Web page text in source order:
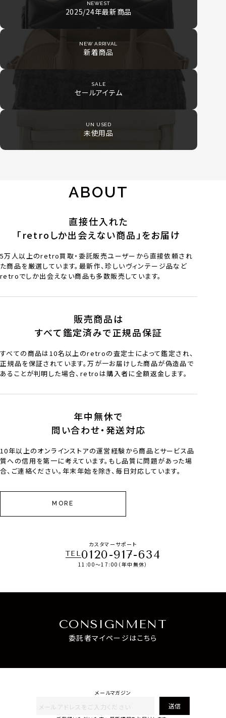
NEWEST
2025/24年最新商品
NEW ARRIVAL
新着商品
SALE
セールアイテム
UN USED
未使用品
ABOUT
直接仕入れた
「retroしか出会えない商品」をお届け
5万人以上のretro買取・委託販売ユーザーから直接依頼され
た商品を厳選しています。最新作、珍しいヴィンテージ品など
retroでしか出会えない商品も多数販売しています。
販売商品は
すべて鑑定済みで正規品保証
すべての商品は10名以上のretroの査定士によって鑑定され、
正規品を保証されています。万が一お届けした商品が偽造品で
あることが判明した場合、retroは購入者に全額返金します。
年中無休で
問い合わせ・発送対応
10年以上のオンラインストアの運営経験から商品とサービス品
質への信用を第一に考えています。もし品質に問題があった場
合、ご連絡ください。年末年始を除き、毎日対応しています。
MORE
カスタマーサポート
TEL0120-917-634
11:00～17:00（年中無休）
CONSIGNMENT
委託者マイページはこちら
メールマガジン
送信